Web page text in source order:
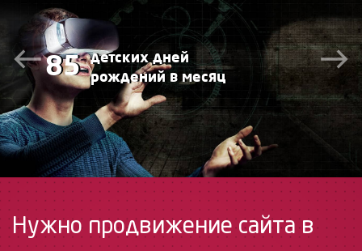
85
детских дней
рождений в месяц
Нужно продвижение сайта в